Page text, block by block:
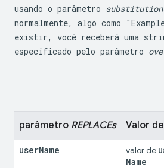
usando o parâmetro
normalmente, algo como
existir, você receberá uma
especificado pelo parâmetro
parâmetro REPLACEs Valor de
userName valor de
Name